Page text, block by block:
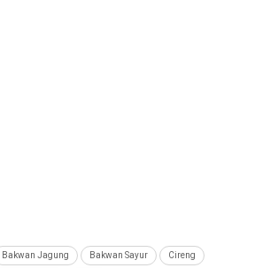
Bakwan Jagung Bakwan Sayur Cireng